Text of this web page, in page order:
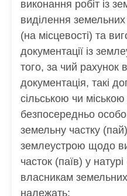
виконання робіт із
виділення земельних
(на місцевості) та
документації із
того, за чий рахунок
документація, такі
сільською чи
безпосередньо
земельну частку
землеустрою щодо
часток (паїв) у
власникам
належать: